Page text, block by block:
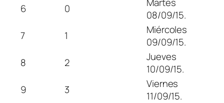
6 0
08/09/15.
7
1
Miércoles
09/09/15.
8
2
Jueves
10/09/15.
9
3
Viernes
11/09/15.